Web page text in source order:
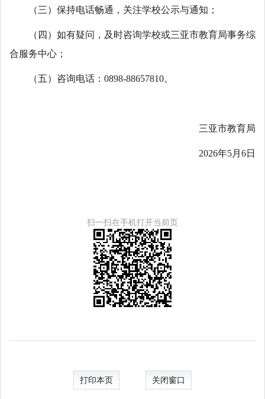
（三）保持电话畅通，关注学校公示与通知；
（四）如有疑问，及时咨询学校或三亚市教育局事务综
合服务中心；
（五）咨询电话：0898-88657810。
三亚市教育局
2026年5月6日
扫一扫在手机打开当前页
打印本页 关闭窗口